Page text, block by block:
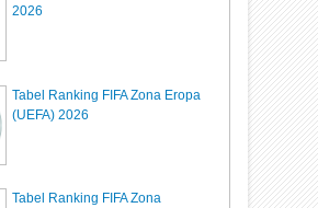
2026
Tabel Ranking FIFA Zona Eropa
(UEFA) 2026
Tabel Ranking FIFA Zona